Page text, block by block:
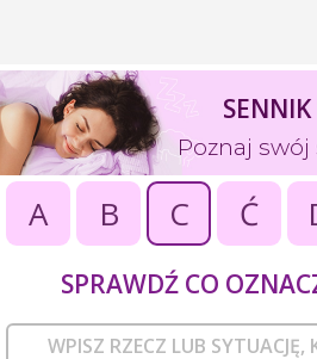
SENNIK
Poznaj swój
A B C Ć
SPRAWDŹ CO